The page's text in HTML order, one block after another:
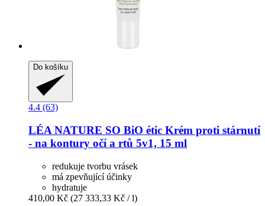
Do košíku
4.4 (63)
LÉA NATURE SO BiO étic Krém proti stárnutí
-​ na kontury očí a rtů 5v1, 15 ml
redukuje tvorbu vrásek
má zpevňující účinky
hydratuje
410,00 Kč (27 333,33 Kč / l)